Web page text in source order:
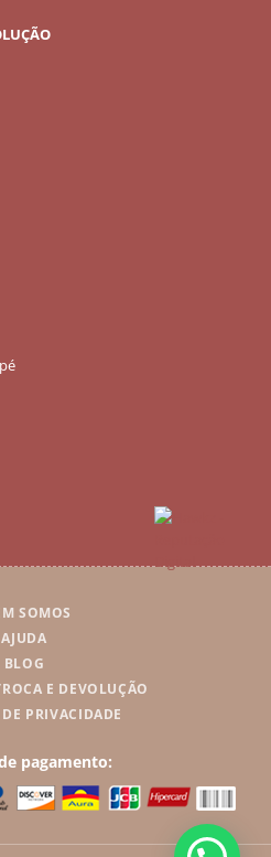
pagamento:
SOMOS
AJUDA
BLOG
E DEVOLUÇÃO
PRIVACIDADE